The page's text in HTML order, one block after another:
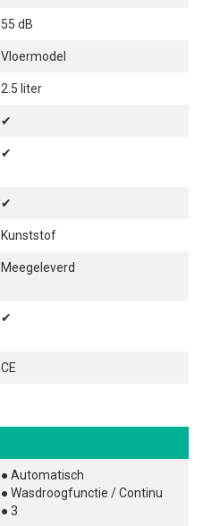
55 dB
Vloermodel
2.5 liter
✔
✔
✔
Kunststof
Meegeleverd
✔
CE
● Automatisch
● Wasdroogfunctie / Continu
● 3